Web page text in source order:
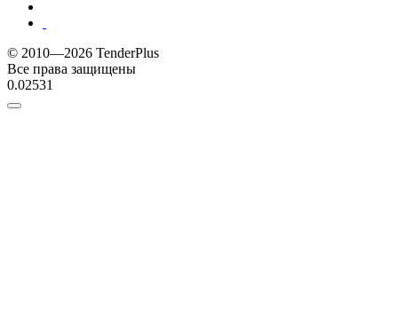
© 2010—2026 TenderPlus
Все права защищены
0.02531